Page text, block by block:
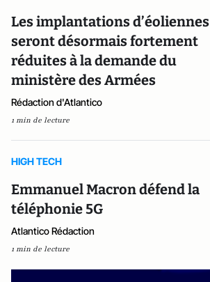
Les implantations d’éoliennes
seront désormais fortement
réduites à la demande du
ministère des Armées
Rédaction d'Atlantico
1 min de lecture
HIGH TECH
Emmanuel Macron défend la
téléphonie 5G
Atlantico Rédaction
1 min de lecture